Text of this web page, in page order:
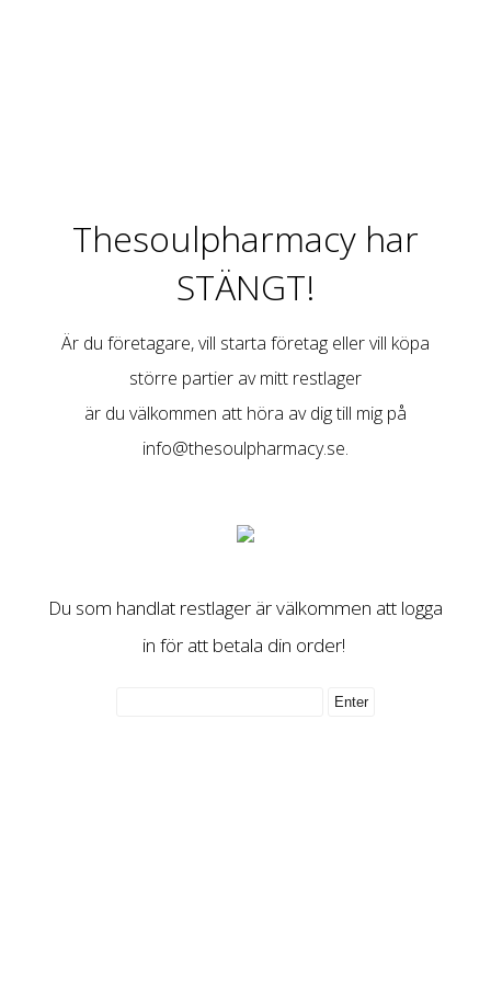
Thesoulpharmacy har
STÄNGT!
Är du företagare, vill starta företag eller vill köpa
större partier av mitt restlager
är du välkommen att höra av dig till mig på
info@thesoulpharmacy.se.
Du som handlat restlager är välkommen att logga
in för att betala din order!